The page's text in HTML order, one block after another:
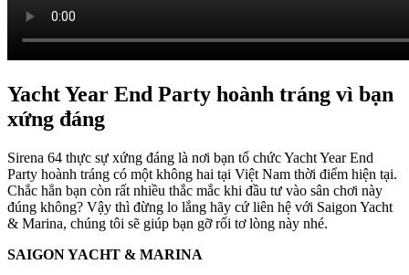
Yacht Year End Party hoành tráng vì bạn
xứng đáng
Sirena 64 thực sự xứng đáng là nơi bạn tổ chức Yacht Year End
Party hoành tráng có một không hai tại Việt Nam thời điểm hiện tại.
Chắc hẳn bạn còn rất nhiều thắc mắc khi đầu tư vào sân chơi này
đúng không? Vậy thì đừng lo lắng hãy cứ liên hệ với Saigon Yacht
& Marina, chúng tôi sẽ giúp bạn gỡ rối tơ lòng này nhé.
SAIGON YACHT & MARINA